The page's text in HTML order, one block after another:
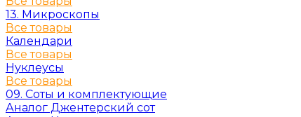
13. Микроскопы
Все товары
Календари
Все товары
Нуклеусы
Все товары
09. Соты и комплектующие
Аналог Джентерский сот